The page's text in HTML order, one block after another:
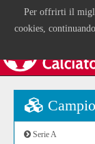
Per offrirti il
cookies,
Serie A